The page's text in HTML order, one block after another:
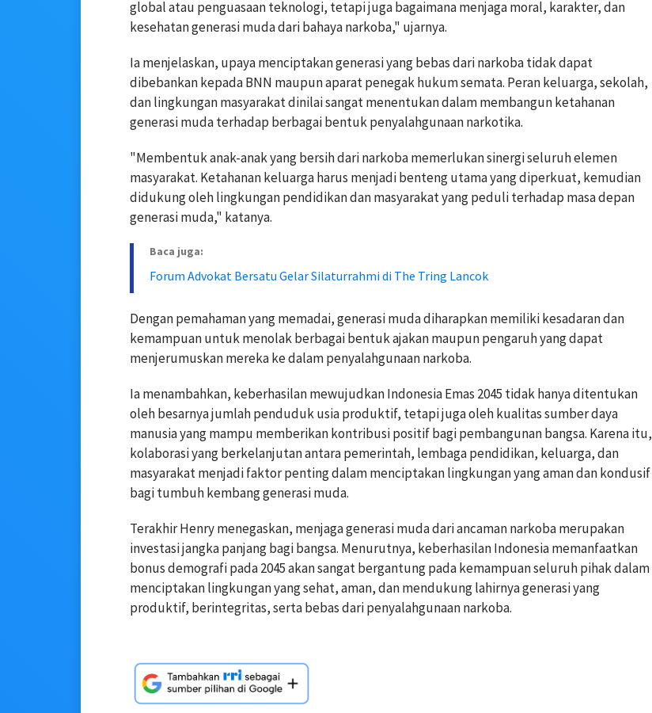
global atau penguasaan teknologi, tetapi juga bagaimana menjaga moral, karakter, dan
kesehatan generasi muda dari bahaya narkoba," ujarnya.
Ia menjelaskan, upaya menciptakan generasi yang bebas dari narkoba tidak dapat
dibebankan kepada BNN maupun aparat penegak hukum semata. Peran keluarga, sekolah,
dan lingkungan masyarakat dinilai sangat menentukan dalam membangun ketahanan
generasi muda terhadap berbagai bentuk penyalahgunaan narkotika.
"Membentuk anak-anak yang bersih dari narkoba memerlukan sinergi seluruh elemen
masyarakat. Ketahanan keluarga harus menjadi benteng utama yang diperkuat, kemudian
didukung oleh lingkungan pendidikan dan masyarakat yang peduli terhadap masa depan
generasi muda," katanya.
Baca juga:
Forum Advokat Bersatu Gelar Silaturrahmi di The Tring Lancok
Dengan pemahaman yang memadai, generasi muda diharapkan memiliki kesadaran dan
kemampuan untuk menolak berbagai bentuk ajakan maupun pengaruh yang dapat
menjerumuskan mereka ke dalam penyalahgunaan narkoba.
Ia menambahkan, keberhasilan mewujudkan Indonesia Emas 2045 tidak hanya ditentukan
oleh besarnya jumlah penduduk usia produktif, tetapi juga oleh kualitas sumber daya
manusia yang mampu memberikan kontribusi positif bagi pembangunan bangsa. Karena itu,
kolaborasi yang berkelanjutan antara pemerintah, lembaga pendidikan, keluarga, dan
masyarakat menjadi faktor penting dalam menciptakan lingkungan yang aman dan kondusif
bagi tumbuh kembang generasi muda.
Terakhir Henry menegaskan, menjaga generasi muda dari ancaman narkoba merupakan
investasi jangka panjang bagi bangsa. Menurutnya, keberhasilan Indonesia memanfaatkan
bonus demografi pada 2045 akan sangat bergantung pada kemampuan seluruh pihak dalam
menciptakan lingkungan yang sehat, aman, dan mendukung lahirnya generasi yang
produktif, berintegritas, serta bebas dari penyalahgunaan narkoba.